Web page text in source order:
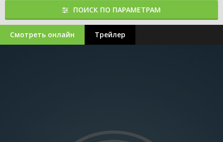
ПОИСК ПО ПАРАМЕТРАМ
Смотреть онлайн Трейлер